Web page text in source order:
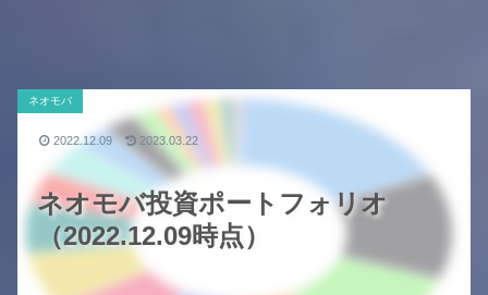
ネオモバ投資ポートフォリオ
（2022.12.09時点）
ネオモバ
2022.12.09 2023.03.22